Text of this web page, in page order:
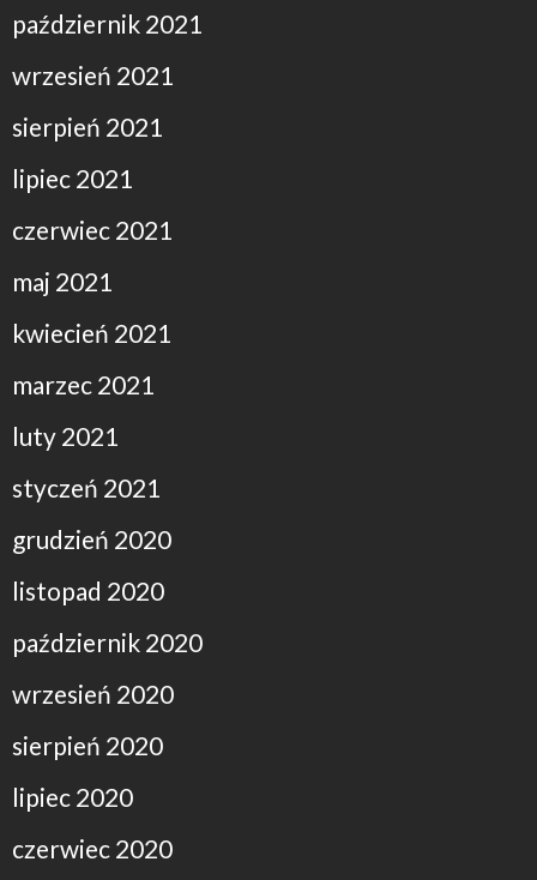
październik 2021
wrzesień 2021
sierpień 2021
lipiec 2021
czerwiec 2021
maj 2021
kwiecień 2021
marzec 2021
luty 2021
styczeń 2021
grudzień 2020
listopad 2020
październik 2020
wrzesień 2020
sierpień 2020
lipiec 2020
czerwiec 2020